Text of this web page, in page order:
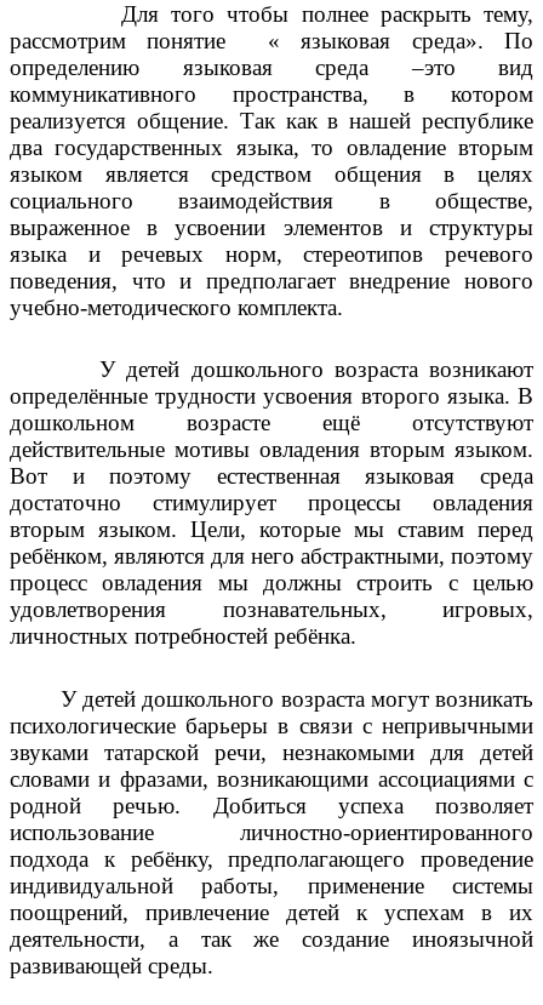
Для того чтобы полнее раскрыть тему,
рассмотрим понятие « языковая среда». По
определению языковая среда
–это вид
коммуникативного пространства, в котором
реализуется общение. Так как в нашей республике
два государственных языка, то овладение вторым
языком является средством общения в целях
социального взаимодействия в обществе,
выраженное в усвоении элементов и структуры
языка и речевых норм, стереотипов речевого
поведения, что и предполагает внедрение нового
учебно-методического комплекта.
У детей дошкольного возраста возникают
определённые трудности усвоения второго языка. В
дошкольном возрасте ещё отсутствуют
действительные мотивы овладения вторым языком.
Вот и поэтому естественная языковая среда
достаточно стимулирует процессы овладения
вторым языком. Цели, которые мы ставим перед
ребёнком, являются для него абстрактными, поэтому
процесс овладения мы должны строить с целью
удовлетворения познавательных, игровых,
личностных потребностей ребёнка.
У детей дошкольного возраста могут возникать
психологические барьеры в связи с непривычными
звуками татарской речи, незнакомыми для детей
словами и фразами, возникающими ассоциациями с
родной речью. Добиться успеха позволяет
использование личностно-ориентированного
подхода к ребёнку, предполагающего проведение
индивидуальной работы, применение системы
поощрений, привлечение детей к успехам в их
деятельности, а так же создание иноязычной
развивающей среды.